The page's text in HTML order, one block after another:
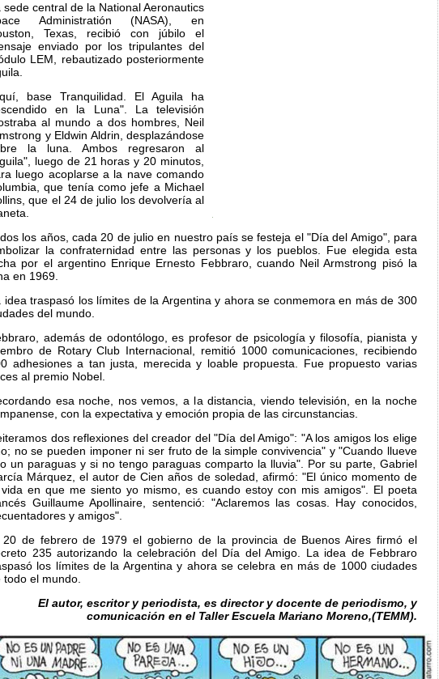
sede central de la National Aeronautics
Administratión (NASA), en
Texas, recibió con júbilo el
enviado por los tripulantes del
LEM, rebautizado posteriormente
base Tranquilidad. El Aguila ha
en la Luna". La televisión
al mundo a dos hombres, Neil
y Eldwin Aldrin, desplazándose
la luna. Ambos regresaron al
luego de 21 horas y 20 minutos,
luego acoplarse a la nave comando
que tenía como jefe a Michael
que el 24 de julio los devolvería al
los años, cada 20 de julio en nuestro país se festeja el "Día del Amigo", para
la confraternidad entre las personas y los pueblos. Fue elegida esta
por el argentino Enrique Ernesto Febbraro, cuando Neil Armstrong pisó la
en 1969.
idea traspasó los límites de la Argentina y ahora se conmemora en más de 300
del mundo.
además de odontólogo, es profesor de psicología y filosofía, pianista y
de Rotary Club Internacional, remitió 1000 comunicaciones, recibiendo
adhesiones a tan justa, merecida y loable propuesta. Fue propuesto varias
al premio Nobel.
esa noche, nos vemos, a la distancia, viendo televisión, en la noche
con la expectativa y emoción propia de las circunstancias.
dos reflexiones del creador del "Día del Amigo": "A los amigos los elige
no se pueden imponer ni ser fruto de la simple convivencia" y "Cuando llueve
un paraguas y si no tengo paraguas comparto la lluvia". Por su parte, Gabriel
Márquez, el autor de Cien años de soledad, afirmó: "El único momento de
en que me siento yo mismo, es cuando estoy con mis amigos". El poeta
Guillaume Apollinaire, sentenció: "Aclaremos las cosas. Hay conocidos,
y amigos".
20 de febrero de 1979 el gobierno de la provincia de Buenos Aires firmó el
235 autorizando la celebración del Día del Amigo. La idea de Febbraro
los límites de la Argentina y ahora se celebra en más de 1000 ciudades
todo el mundo.
El autor, escritor y periodista, es director y docente de periodismo, y
comunicación en el Taller Escuela Mariano Moreno,(TEMM).